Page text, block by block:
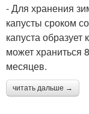
- Для хранения
капусты сроком
капуста образует
может храниться
месяцев.
читать дальше →